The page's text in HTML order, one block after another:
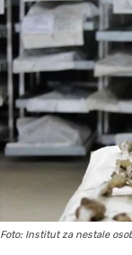
Foto: Institut za nestale